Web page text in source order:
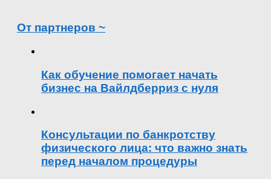
От партнеров ~
Как обучение помогает начать
бизнес на Вайлдберриз с нуля
Консультации по банкротству
физического лица: что важно знать
перед началом процедуры